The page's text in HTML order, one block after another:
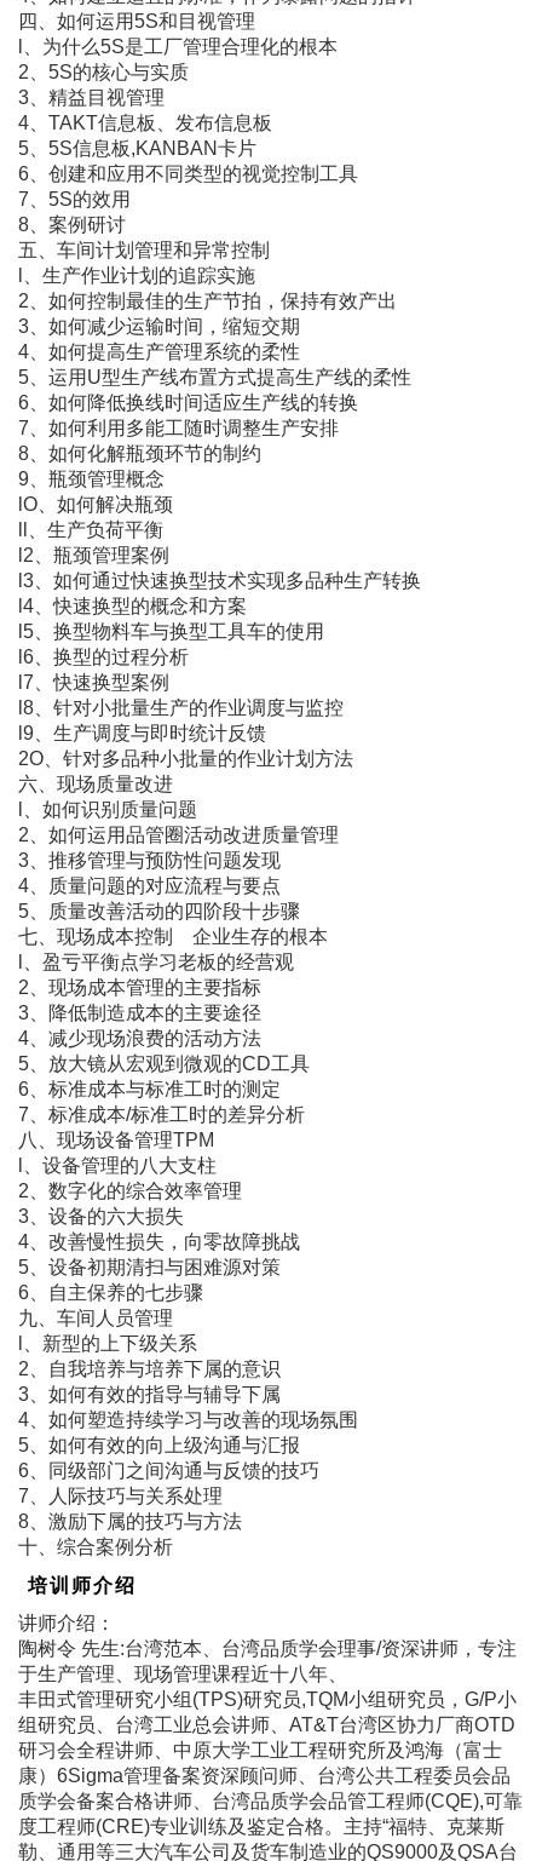
四、如何运用5S和目视管理
l、为什么5S是工厂管理合理化的根本
2、5S的核心与实质
3、精益目视管理
4、TAKT信息板、发布信息板
5、5S信息板,KANBAN卡片
6、创建和应用不同类型的视觉控制工具
7、5S的效用
8、案例研讨
五、车间计划管理和异常控制
l、生产作业计划的追踪实施
2、如何控制最佳的生产节拍，保持有效产出
3、如何减少运输时间，缩短交期
4、如何提高生产管理系统的柔性
5、运用U型生产线布置方式提高生产线的柔性
6、如何降低换线时间适应生产线的转换
7、如何利用多能工随时调整生产安排
8、如何化解瓶颈环节的制约
9、瓶颈管理概念
lO、如何解决瓶颈
ll、生产负荷平衡
l2、瓶颈管理案例
l3、如何通过快速换型技术实现多品种生产转换
l4、快速换型的概念和方案
l5、换型物料车与换型工具车的使用
l6、换型的过程分析
l7、快速换型案例
l8、针对小批量生产的作业调度与监控
l9、生产调度与即时统计反馈
2O、针对多品种小批量的作业计划方法
六、现场质量改进
l、如何识别质量问题
2、如何运用品管圈活动改进质量管理
3、推移管理与预防性问题发现
4、质量问题的对应流程与要点
5、质量改善活动的四阶段十步骤
七、现场成本控制 企业生存的根本
l、盈亏平衡点学习老板的经营观
2、现场成本管理的主要指标
3、降低制造成本的主要途径
4、减少现场浪费的活动方法
5、放大镜从宏观到微观的CD工具
6、标准成本与标准工时的测定
7、标准成本/标准工时的差异分析
八、现场设备管理TPM
l、设备管理的八大支柱
2、数字化的综合效率管理
3、设备的六大损失
4、改善慢性损失，向零故障挑战
5、设备初期清扫与困难源对策
6、自主保养的七步骤
九、车间人员管理
l、新型的上下级关系
2、自我培养与培养下属的意识
3、如何有效的指导与辅导下属
4、如何塑造持续学习与改善的现场氛围
5、如何有效的向上级沟通与汇报
6、同级部门之间沟通与反馈的技巧
7、人际技巧与关系处理
8、激励下属的技巧与方法
十、综合案例分析
培训师介绍
讲师介绍：
陶树令 先生:台湾范本、台湾品质学会理事/资深讲师，专注
于生产管理、现场管理课程近十八年、
丰田式管理研究小组(TPS)研究员,TQM小组研究员，G/P小
组研究员、台湾工业总会讲师、AT&T台湾区协力厂商OTD
研习会全程讲师、中原大学工业工程研究所及鸿海（富士
康）6Sigma管理备案资深顾问师、台湾公共工程委员会品
质学会备案合格讲师、台湾品质学会品管工程师(CQE),可靠
度工程师(CRE)专业训练及鉴定合格。主持“福特、克莱斯
勒、通用等三大汽车公司及货车制造业的QS9000及QSA台